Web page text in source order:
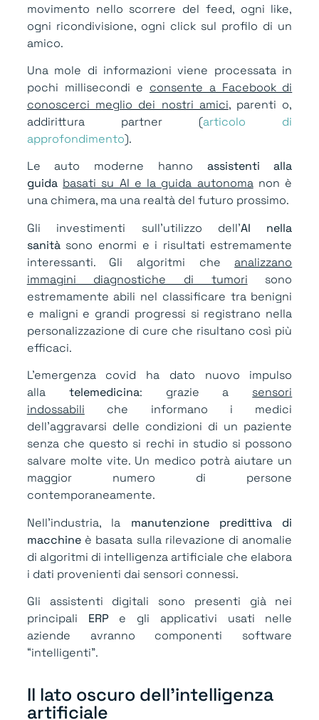
movimento nello scorrere del feed, ogni like,
ogni ricondivisione, ogni click sul profilo di un
amico.
Una mole di informazioni viene processata in
pochi millisecondi e consente a Facebook di
conoscerci meglio dei nostri amici, parenti o,
addirittura partner (articolo di
approfondimento).
Le auto moderne hanno assistenti alla
guida basati su AI e la guida autonomanon è
una chimera, ma una realtà del futuro prossimo.
Gli investimenti sull’utilizzo dell’AI nella
sanitàsono enormi e i risultati estremamente
interessanti. Gli algoritmi che analizzano
immagini diagnostiche di tumori sono
estremamente abili nel classificare tra benigni
e maligni e grandi progressi si registrano nella
personalizzazione di cure che risultano così più
efficaci.
L’emergenza covid ha dato nuovo impulso
alla telemedicina: grazie a sensori
indossabili che informano i medici
dell’aggravarsi delle condizioni di un paziente
senza che questo si rechi in studio si possono
salvare molte vite. Un medico potrà aiutare un
maggior numero di persone
contemporaneamente.
Nell’industria, la manutenzione predittiva di
macchineè basata sulla rilevazione di anomalie
di algoritmi di intelligenza artificiale che elabora
i dati provenienti dai sensori connessi.
Gli assistenti digitali sono presenti già nei
principali ERP e gli applicativi usati nelle
aziende avranno componenti software
“intelligenti”.
Il lato oscuro dell'intelligenza
artificiale​